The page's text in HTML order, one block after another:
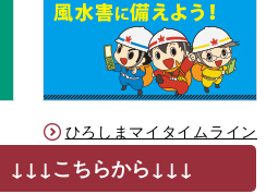
ひろしまマイタイムライン
↓↓↓こちらから↓↓↓